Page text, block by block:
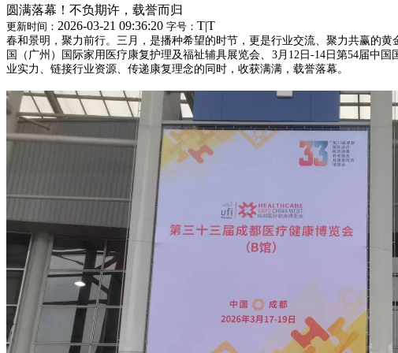
圆满落幕！不负期许，载誉而归
更新时间： 2026-03-21 09:36:20 字号： T|T
春和景明，聚力前行。三月，是播种希望的时节，更是行业交流、聚力共赢的
国（广州）国际家用医疗康复护理及福祉辅具展览会、3月12日-14日第54届中
业实力、链接行业资源、传递康复理念的同时，收获满满，载誉落幕。